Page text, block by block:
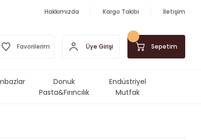
Hakkımızda Kargo Takibi İletişim
Favorilerim Üye Girişi Sepetim
Donuk
Pasta&Fırıncılık
Endüstriyel
Mutfak